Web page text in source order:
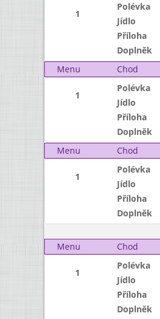
1
Polévka
Jídlo
Příloha
Doplněk
Menu
Chod
1
Polévka
Jídlo
Příloha
Doplněk
Menu
Chod
1
Polévka
Jídlo
Příloha
Doplněk
Menu
Chod
1
Polévka
Jídlo
Příloha
Doplněk